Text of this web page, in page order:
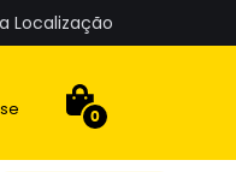
Localização
0